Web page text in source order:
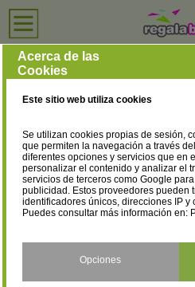
Relojerías en Salamanca
Selecciona la localidad
Inicio › Relojerías
Alba de Tormes
Santa Marta de Tormes(1)
Acerca de las
Cookies
Este sitio web utiliza cookies
Se utilizan cookies propias de sesión,
que permiten la navegación a través
diferentes opciones y servicios que en
personalizar el contenido y analizar el
servicios de terceros como Google
publicidad. Estos proveedores pueden
identificadores únicos, direcciones IP
Puedes consultar más información en:
Opciones